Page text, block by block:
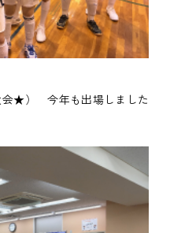
会★） 今年も出場しました